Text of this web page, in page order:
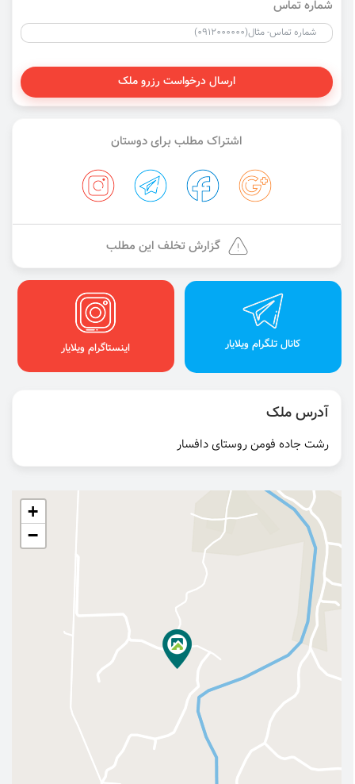
شماره تماس
ارسال درخواست رزرو ملک
اشتراک مطلب برای دوستان
گزارش تخلف این مطلب
کانال تلگرام ویلایار اینستاگرام ویلایار
آدرس ملک
رشت جاده فومن روستای دافسار
+
−